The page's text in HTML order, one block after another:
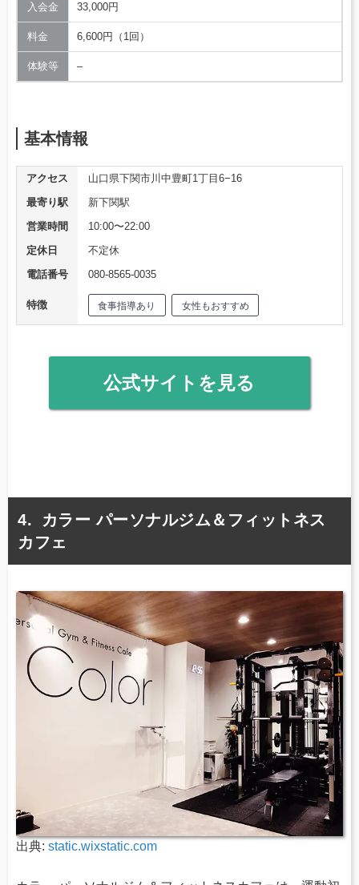
入会金 33,000円
料金 6,600円（1回）
体験等 –
基本情報
アクセス
山口県下関市川中豊町1丁目6−16
最寄り駅
新下関駅
営業時間
10:00〜22:00
定休日
不定休
電話番号
080-8565-0035
特徴 食事指導あり 女性もおすすめ
公式サイトを見る
カラー パーソナルジム＆フィットネス
カフェ
出典: static.wixstatic.com